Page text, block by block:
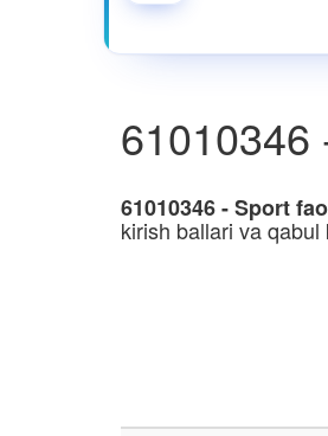
61010346
61010346 - Sport
kirish ballari va qabul